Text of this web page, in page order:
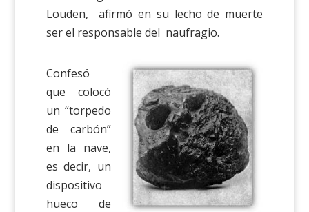
Louden, afirmó en su lecho de muerte
ser el responsable del naufragio.
Confesó
que colocó
un “torpedo
de carbón”
en la nave,
es decir, un
dispositivo
hueco de